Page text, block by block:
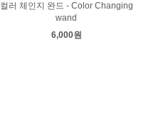
컬러 체인지 완드 - Color Changing
wand
6,000원